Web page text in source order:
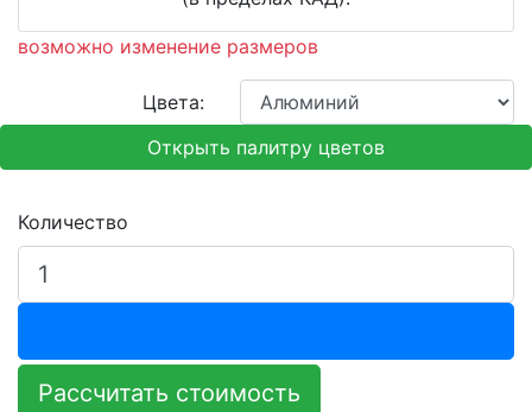
возможно изменение размеров
Цвета:
Открыть палитру цветов
Количество
Рассчитать стоимость